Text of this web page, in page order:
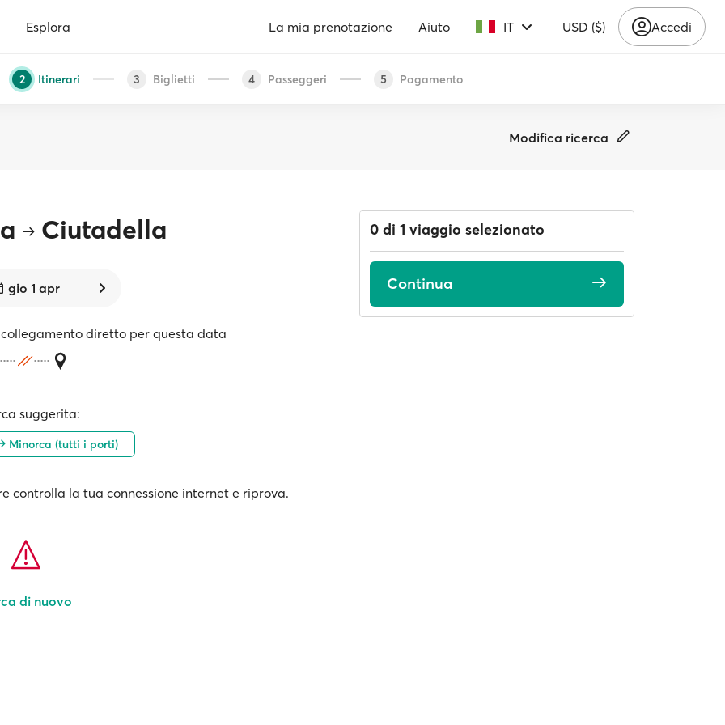
Esplora La mia prenotazione Aiuto IT USD ($) Accedi
2 Itinerari 3 Biglietti 4 Passeggeri 5 Pagamento
Modifica ricerca
Ciutadella
gio 1 apr
diretto per questa data
suggerita:
Minorca (tutti i porti)
controlla la tua connessione internet e riprova.
di nuovo
0 di 1 viaggio selezionato
Continua